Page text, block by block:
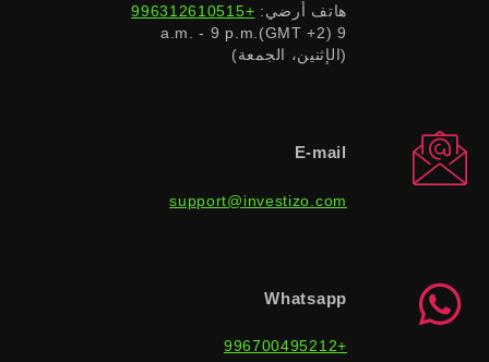
هاتف أرضي: +996312610515
9 a.m. - 9 p.m.(GMT +2)
(الإثنين، الجمعة)
E-mail
support@investizo.com
Whatsapp
+996700495212